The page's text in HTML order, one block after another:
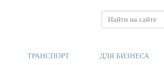
ТРАНСПОРТ ДЛЯ БИЗНЕСА